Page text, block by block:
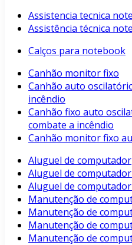
Assistencia tecnica
Assistência técnica
Calços para notebook
Canhão monitor fixo
Canhão auto
incêndio
Canhão fixo auto
combate a incêndio
Canhão monitor fixo
Aluguel de computador
Aluguel de
Aluguel de
Manutenção de
Manutenção de
Manutenção de
Manutenção de